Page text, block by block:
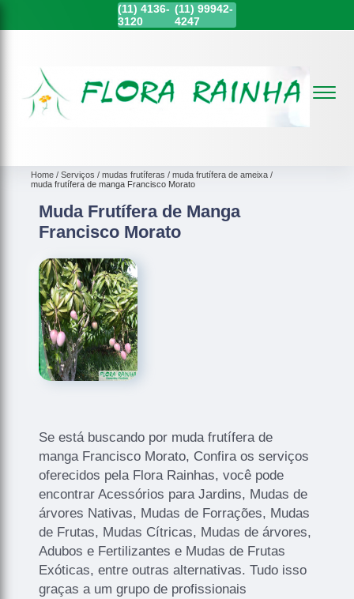
(11) 4136-
3120
(11)99942-
4247
Home Serviços mudas frutíferas
muda frutífera de ameixa
muda frutífera de manga Francisco Morato
Muda Frutífera de Manga
Francisco Morato
Se está buscando por muda frutífera de
manga Francisco Morato, Confira os serviços
oferecidos pela Flora Rainhas, você pode
encontrar Acessórios para Jardins, Mudas de
árvores Nativas, Mudas de Forrações, Mudas
de Frutas, Mudas Cítricas, Mudas de árvores,
Adubos e Fertilizantes e Mudas de Frutas
Exóticas, entre outras alternativas. Tudo isso
graças a um grupo de profissionais